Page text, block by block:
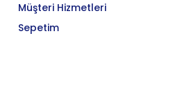
Müşteri Hizmetleri
Sepetim